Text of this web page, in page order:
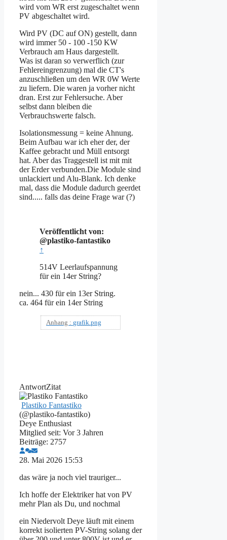
wird vom WR erst zugeschaltet wenn
PV abgeschaltet wird.
Wird PV (DC auf ON) gestellt, dann
wird immer 50 - 100 -150 KW
Verbrauch am Haus dargestellt.
Was ist daran so verwerflich (zur
Fehlereingrenzung) mal die CT's
anzuschließen um den WR 0W Werte
zu liefern. Die waren ja vorher nicht
dran. Erst zur Fehlersuche. Aber
selbst dann bleiben die
Verbrauchswerte falsch.
Isolationsmessung = keine Ahnung.
Beim Aufbau war ich eher der, der
Kaffee gebracht und Müll entsorgt
hat. Aber das Traggestell ist mit mit
der Erder verbunden.Die Module sind
unlackiert und Alu-Blank. Ich denke
mal, dass die Module dadurch geerdet
sind..... falls das deine Frage war (?)
Veröffentlicht von:
@plastiko-fantastiko
↑
514V Leerlaufspannung
für ein 14er String?
nein... 430 für ein 13er String.
ca. 464 für ein 14er String
Anhang : grafik.png
AntwortZitat
Plastiko Fantastiko
(@plastiko-fantastiko)
Deye Enthusiast
Mitglied seit: Vor 3 Jahren
Beiträge: 2757
28. Mai 2026 15:53
das wäre ja noch viel trauriger...
Ich hoffe der Elektriker hat von PV
mehr Plan als Du, und nochmal
ein Niedervolt Deye läuft mit einem
korrekt isolierten PV-String solang der